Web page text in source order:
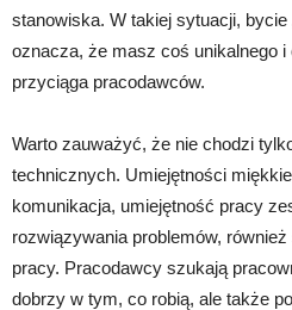
stanowiska. W takiej sytuacji, bycie
oznacza, że masz coś unikalnego
przyciąga pracodawców.
Warto zauważyć, że nie chodzi
technicznych. Umiejętności
komunikacja, umiejętność pracy
rozwiązywania problemów,
pracy. Pracodawcy szukają
dobrzy w tym, co robią, ale także